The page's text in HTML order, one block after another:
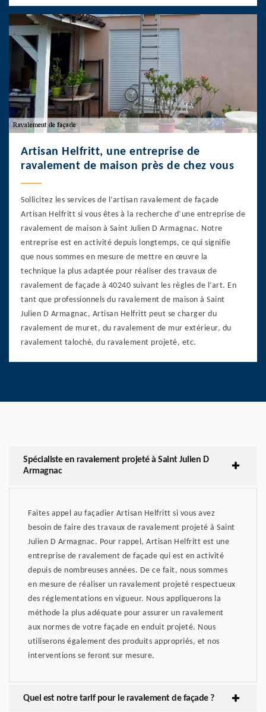
Artisan Helfritt, une entreprise de
ravalement de maison près de chez vous
Sollicitez les services de l’artisan ravalement de façade
Artisan Helfritt si vous êtes à la recherche d’une entreprise de
ravalement de maison à Saint Julien D Armagnac. Notre
entreprise est en activité depuis longtemps, ce qui signifie
que nous sommes en mesure de mettre en œuvre la
technique la plus adaptée pour réaliser des travaux de
ravalement de façade à 40240 suivant les règles de l’art. En
tant que professionnels du ravalement de maison à Saint
Julien D Armagnac, Artisan Helfritt peut se charger du
ravalement de muret, du ravalement de mur extérieur, du
ravalement taloché, du ravalement projeté, etc.
Spécialiste en ravalement projeté à Saint Julien D
Armagnac
Faites appel au façadier Artisan Helfritt si vous avez
besoin de faire des travaux de ravalement projeté à Saint
Julien D Armagnac. Pour rappel, Artisan Helfritt est une
entreprise de ravalement de façade qui est en activité
depuis de nombreuses années. De ce fait, nous sommes
en mesure de réaliser un ravalement projeté respectueux
des réglementations en vigueur. Nous appliquerons la
méthode la plus adéquate pour assurer un ravalement
aux normes de votre façade en enduit projeté. Nous
utiliserons également des produits appropriés, et nos
interventions se feront sur mesure.
Quel est notre tarif pour le ravalement de façade ?